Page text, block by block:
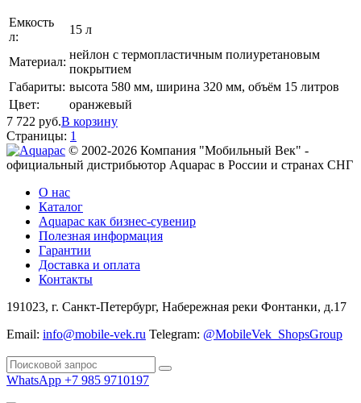
Емкость
л:
15 л
Материал:
нейлон с термопластичным полиуретановым
покрытием
Габариты: высота 580 мм, ширина 320 мм, объём 15 литров
Цвет:
оранжевый
7 722 руб.В корзину
Страницы: 1
© 2002-2026 Компания "Мобильный Век" -
официальный дистрибьютор Aquapac в России и странах СНГ
О нас
Каталог
Aquapac как бизнес-сувенир
Полезная информация
Гарантии
Доставка и оплата
Контакты
191023, г. Санкт-Петербург, Набережная реки Фонтанки, д.17
Email: info@mobile-vek.ru Telegram: @MobileVek_ShopsGroup
WhatsApp +7 985 9710197